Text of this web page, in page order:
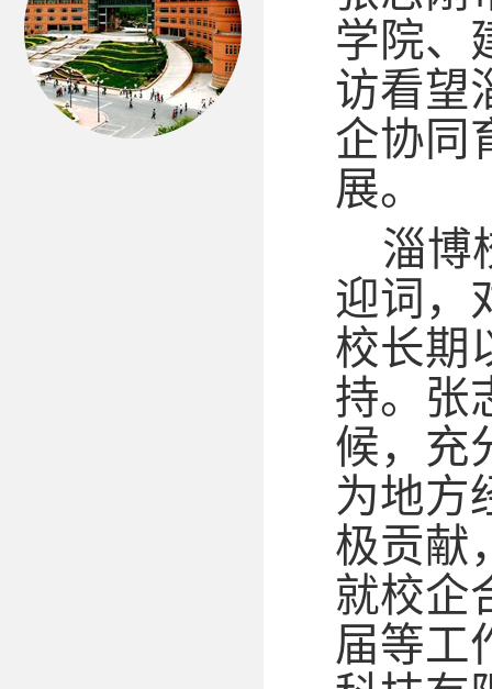
学院、
访看望
企协同
展。
淄博
迎词，
校长期
持。张
候，充
为地方
极贡献
就校企
届等工